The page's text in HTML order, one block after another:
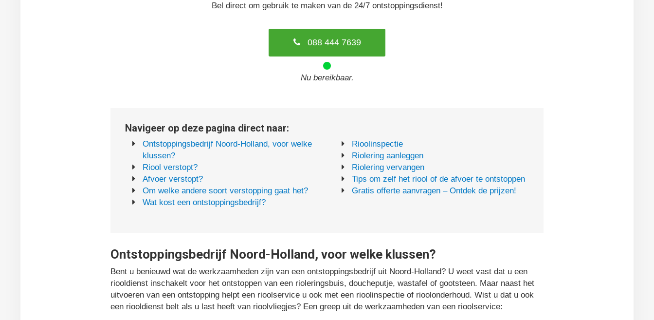
Bel direct om gebruik te maken van de 24/7 ontstoppingsdienst!
088 444 7639
Nu bereikbaar.
Navigeer op deze pagina direct naar:
Ontstoppingsbedrijf Noord-Holland, voor welke
klussen?
Riool verstopt?
Afvoer verstopt?
Om welke andere soort verstopping gaat het?
Wat kost een ontstoppingsbedrijf?
Rioolinspectie
Riolering aanleggen
Riolering vervangen
Tips om zelf het riool of de afvoer te ontstoppen
Gratis offerte aanvragen – Ontdek de prijzen!
Ontstoppingsbedrijf Noord-Holland, voor welke klussen?
Bent u benieuwd wat de werkzaamheden zijn van een ontstoppingsbedrijf uit Noord-Holland? U weet vast dat u een
riooldienst inschakelt voor het ontstoppen van een rioleringsbuis, doucheputje, wastafel of gootsteen. Maar naast het
uitvoeren van een ontstopping helpt een rioolservice u ook met een rioolinspectie of rioolonderhoud. Wist u dat u ook
een riooldienst belt als u last heeft van rioolvliegjes? Een greep uit de werkzaamheden van een rioolservice: